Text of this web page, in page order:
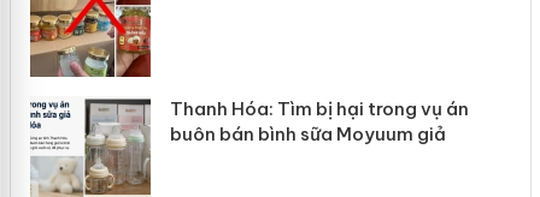
vụ án
giả
Hưng Yên: Xử lý 6 hộ kinh doanh
hàng giả mạo nhãn hiệu Adidas,